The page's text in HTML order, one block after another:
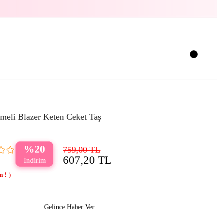
Blazer Keten Ceket Taş
20 759,00 TL
607,20 TL
Gelince Haber Ver